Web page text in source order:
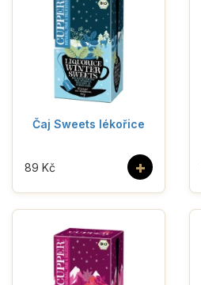
Čaj Sweets lékořice
+
89 Kč